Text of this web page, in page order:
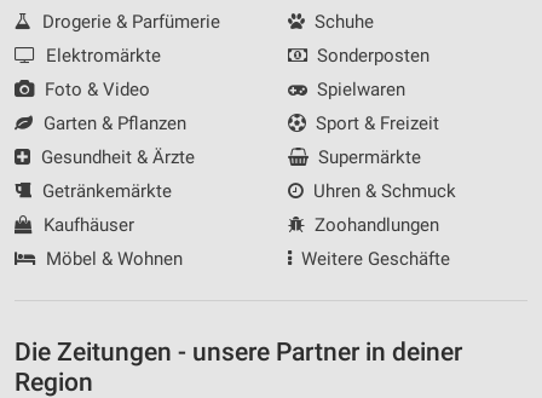
Drogerie & Parfümerie
Elektromärkte
Foto & Video
Garten & Pflanzen
Gesundheit & Ärzte
Getränkemärkte
Kaufhäuser
Möbel & Wohnen
Schuhe
Sonderposten
Spielwaren
Sport & Freizeit
Supermärkte
Uhren & Schmuck
Zoohandlungen
Weitere Geschäfte
Die Zeitungen - unsere Partner in deiner
Region